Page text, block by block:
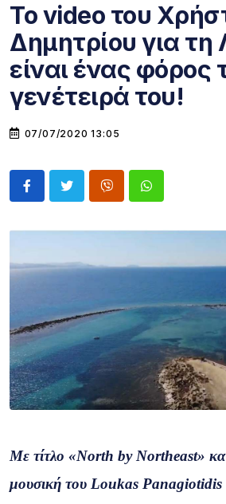
Το video του
Δημητρίου για τη
είναι ένας φόρος
γενέτειρά του!
07/07/2020 13:05
Με τίτλο «North by Northeast»
μουσική του Loukas Panagiotidis